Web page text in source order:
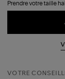
Prendre votre taille
VOTRE